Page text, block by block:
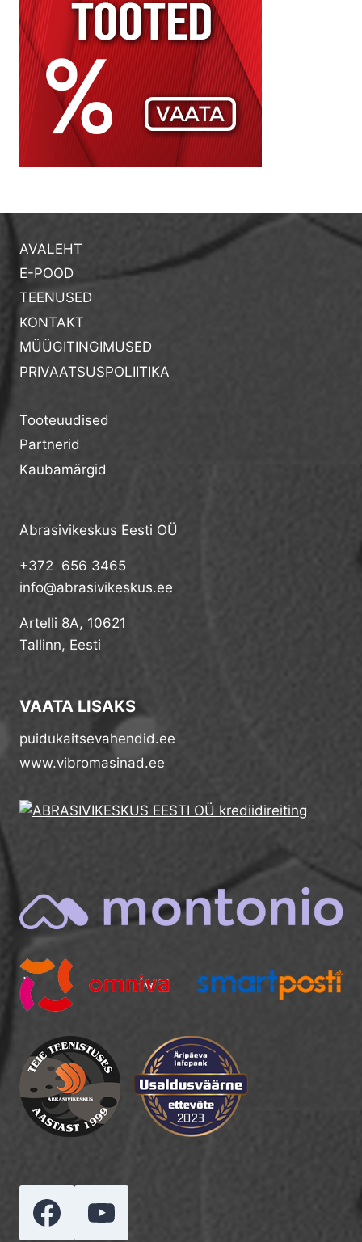
AVALEHT
E-POOD
TEENUSED
KONTAKT
MÜÜGITINGIMUSED
PRIVAATSUSPOLIITIKA
Tooteuudised
Partnerid
Kaubamärgid
Abrasivikeskus Eesti OÜ
+372 656 3465
info@abrasivikeskus.ee
Artelli 8A, 10621
Tallinn, Eesti
VAATA LISAKS
puidukaitsevahendid.ee
www.vibromasinad.ee